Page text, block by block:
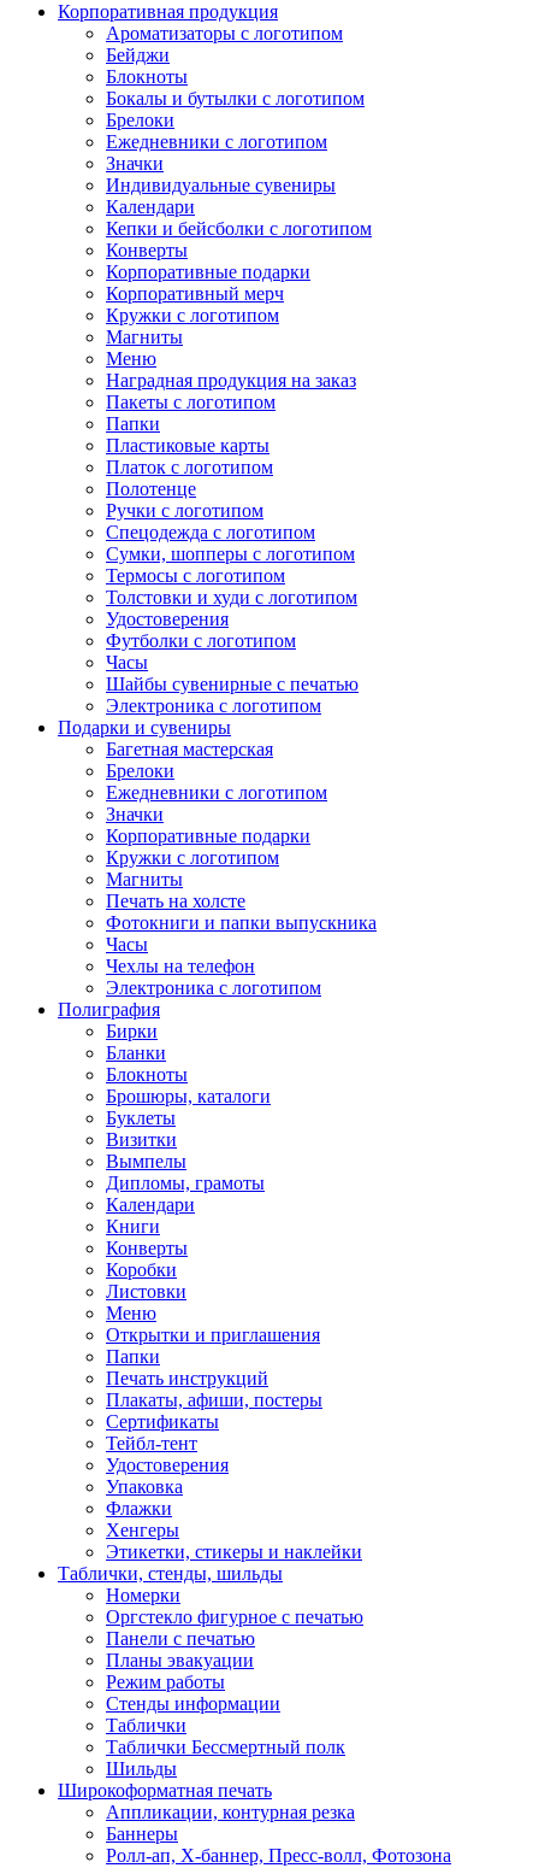
Корпоративная продукция
Ароматизаторы с логотипом
Бейджи
Блокноты
Бокалы и бутылки с логотипом
Брелоки
Ежедневники с логотипом
Значки
Индивидуальные сувениры
Календари
Кепки и бейсболки с логотипом
Конверты
Корпоративные подарки
Корпоративный мерч
Кружки с логотипом
Магниты
Меню
Наградная продукция на заказ
Пакеты с логотипом
Папки
Пластиковые карты
Платок с логотипом
Полотенце
Ручки с логотипом
Спецодежда с логотипом
Сумки, шопперы с логотипом
Термосы с логотипом
Толстовки и худи с логотипом
Удостоверения
Футболки с логотипом
Часы
Шайбы сувенирные с печатью
Электроника с логотипом
Подарки и сувениры
Багетная мастерская
Брелоки
Ежедневники с логотипом
Значки
Корпоративные подарки
Кружки с логотипом
Магниты
Печать на холсте
Фотокниги и папки выпускника
Часы
Чехлы на телефон
Электроника с логотипом
Полиграфия
Бирки
Бланки
Блокноты
Брошюры, каталоги
Буклеты
Визитки
Вымпелы
Дипломы, грамоты
Календари
Книги
Конверты
Коробки
Листовки
Меню
Открытки и приглашения
Папки
Печать инструкций
Плакаты, афиши, постеры
Сертификаты
Тейбл-тент
Удостоверения
Упаковка
Флажки
Хенгеры
Этикетки, стикеры и наклейки
Таблички, стенды, шильды
Номерки
Оргстекло фигурное с печатью
Панели с печатью
Планы эвакуации
Режим работы
Стенды информации
Таблички
Таблички Бессмертный полк
Шильды
Широкоформатная печать
Аппликации, контурная резка
Баннеры
Ролл-ап, X-баннер, Пресс-волл, Фотозона